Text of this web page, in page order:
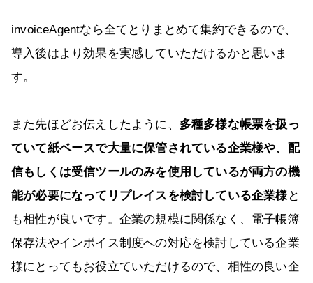
invoiceAgentなら全てとりまとめて集約できるので、
導入後はより効果を実感していただけるかと思いま
す。
また先ほどお伝えしたように、 多種多様な帳票を扱っ
ていて紙ベースで大量に保管されている企業様や、配
信もしくは受信ツールのみを使用しているが両方の機
能が必要になってリプレイスを検討している企業様と
も相性が良いです。企業の規模に関係なく、電子帳簿
保存法やインボイス制度への対応を検討している企業
様にとってもお役立ていただけるので、相性の良い企